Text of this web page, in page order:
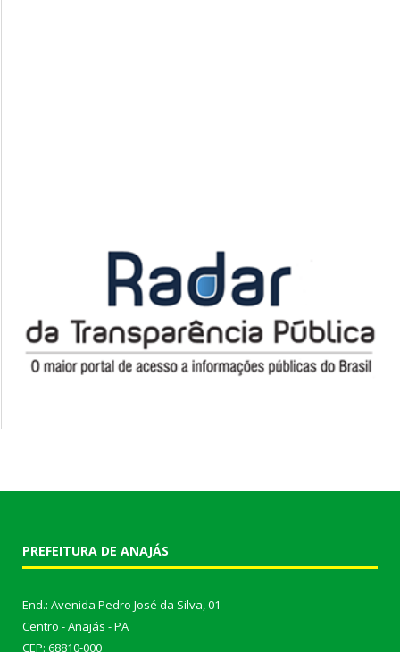
PREFEITURA DE ANAJÁS
End.: Avenida Pedro José da Silva, 01
Centro - Anajás - PA
CEP: 68810-000